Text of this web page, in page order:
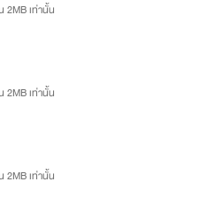
2MB เท่านั้น
2MB เท่านั้น
2MB เท่านั้น